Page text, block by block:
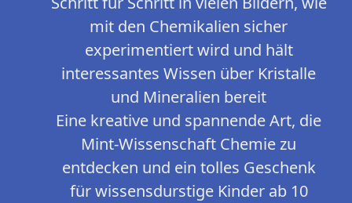
mit den Chemikalien sicher
experimentiert wird und hält
interessantes Wissen über Kristalle
und Mineralien bereit
Eine kreative und spannende Art, die
Mint-Wissenschaft Chemie zu
entdecken und ein tolles Geschenk
für wissensdurstige Kinder ab 10